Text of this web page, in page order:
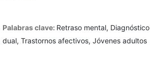
Palabras clave: Retraso mental, Diagnóstico
dual, Trastornos afectivos, Jóvenes adultos